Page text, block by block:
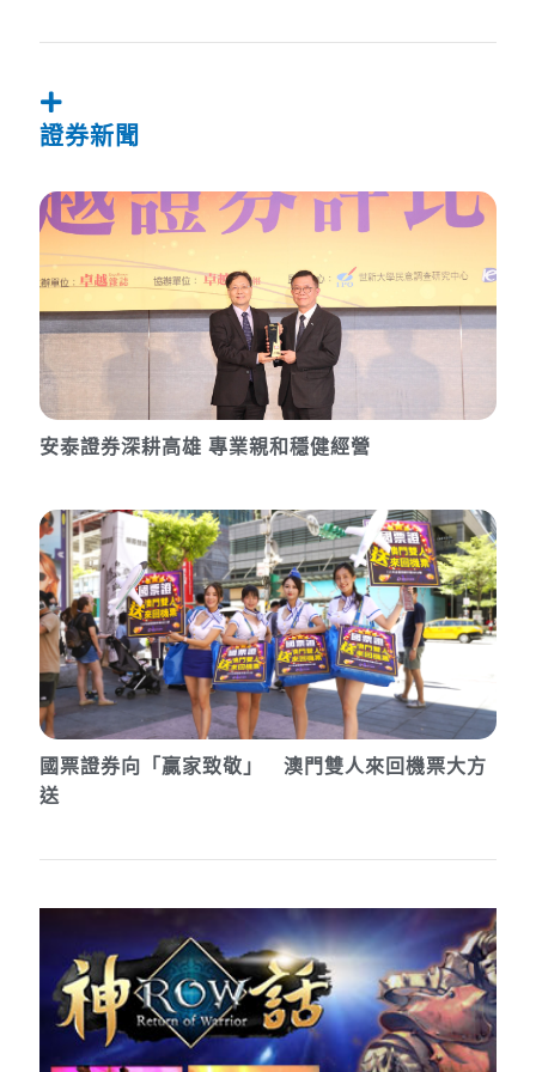
證券新聞
安泰證券深耕高雄 專業親和穩健經營
國票證券向「贏家致敬」 澳門雙人來回機票大方
送